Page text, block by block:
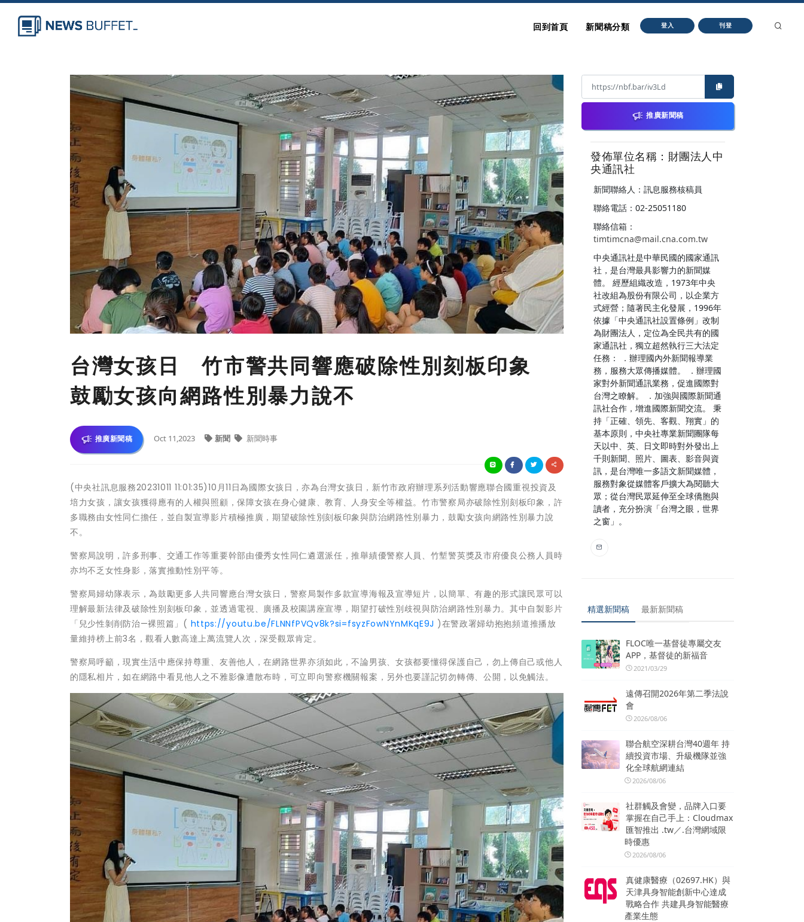
回到首頁 新聞稿分類 登入 刊登
台灣女孩日 竹市警共同響應破除性別刻板印象
鼓勵女孩向網路性別暴力說不
推廣新聞稿 Oct 11,2023 新聞 新聞時事
(中央社訊息服務20231011 11:01:35)10月11日為國際女孩日，亦為台灣女孩日，新竹市政府辦理系列活動響應聯合國重視投資及
培力女孩，讓女孩獲得應有的人權與照顧，保障女孩在身心健康、教育、人身安全等權益。竹市警察局亦破除性別刻板印象，許
多職務由女性同仁擔任，並自製宣導影片積極推廣，期望破除性別刻板印象與防治網路性別暴力，鼓勵女孩向網路性別暴力說
不。
警察局說明，許多刑事、交通工作等重要幹部由優秀女性同仁遴選派任，推舉績優警察人員、竹塹警英獎及市府優良公務人員時
亦均不乏女性身影，落實推動性別平等。
警察局婦幼隊表示，為鼓勵更多人共同響應台灣女孩日，警察局製作多款宣導海報及宣導短片，以簡單、有趣的形式讓民眾可以
理解最新法律及破除性別刻板印象，並透過電視、廣播及校園講座宣導，期望打破性別歧視與防治網路性別暴力。其中自製影片
「兒少性剝削防治—裸照篇」( https://youtu.be/FLNNfPVQv8k?si=fsyzFowNYnMKqE9J )在警政署婦幼抱抱頻道推播放
量維持榜上前3名，觀看人數高達上萬流覽人次，深受觀眾肯定。
警察局呼籲，現實生活中應保持尊重、友善他人，在網路世界亦須如此，不論男孩、女孩都要懂得保護自己，勿上傳自己或他人
的隱私相片，如在網路中看見他人之不雅影像遭散布時，可立即向警察機關報案，另外也要謹記切勿轉傳、公開，以免觸法。
推廣新聞稿
發佈單位名稱：財團法人中
央通訊社
新聞聯絡人：訊息服務核稿員
聯絡電話：02-25051180
聯絡信箱：
timtimcna@mail.cna.com.tw
中央通訊社是中華民國的國家通訊
社，是台灣最具影響力的新聞媒
體。 經歷組織改造，1973年中央
社改組為股份有限公司，以企業方
式經營；隨著民主化發展，1996年
依據「中央通訊社設置條例」改制
為財團法人，定位為全民共有的國
家通訊社，獨立超然執行三大法定
任務： ．辦理國內外新聞報導業
務，服務大眾傳播媒體。 ．辦理國
家對外新聞通訊業務，促進國際對
台灣之瞭解。 ．加強與國際新聞通
訊社合作，增進國際新聞交流。 秉
持「正確、領先、客觀、翔實」的
基本原則，中央社專業新聞團隊每
天以中、英、日文即時對外發出上
千則新聞、照片、圖表、影音與資
訊，是台灣唯一多語文新聞媒體，
服務對象從媒體客戶擴大為閱聽大
眾；從台灣民眾延伸至全球僑胞與
讀者，充分扮演「台灣之眼，世界
之窗」。
精選新聞稿 最新新聞稿
FLOC唯一基督徒專屬交友
APP，基督徒的新福音
2021/03/29
遠傳召開2026年第二季法說
會
2026/08/06
聯合航空深耕台灣40週年 持
續投資市場、升級機隊並強
化全球航網連結
2026/08/06
社群觸及會變，品牌入口要
掌握在自己手上：Cloudmax
匯智推出 .tw／.台灣網域限
時優惠
2026/08/06
真健康醫療（02697.HK）與
天津具身智能創新中心達成
戰略合作 共建具身智能醫療
產業生態